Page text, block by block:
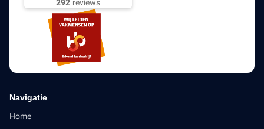
292 reviews
Navigatie
Home